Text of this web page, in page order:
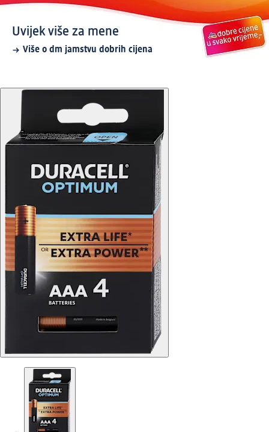
Uvijek više za mene
Više o dm jamstvu dobrih cijena